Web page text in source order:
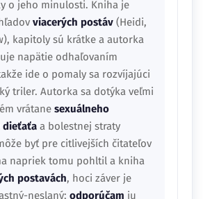
o jeho minulosti. Kniha je
viacerých postáv (Heidi,
kapitoly sú krátke a autorka
napätie odhaľovaním
ide o pomaly sa rozvíjajúci
triler. Autorka sa dotýka veľmi
vrátane sexuálneho
dieťaťa a bolestnej straty
byť pre citlivejších čitateľov
napriek tomu pohltil a kniha
postavách, hoci záver je
neslaný; odporúčam ju